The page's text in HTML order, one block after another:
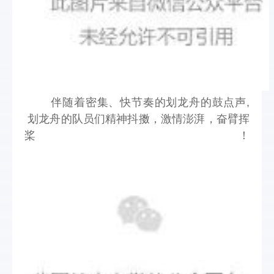
伴随着密集、快节奏的划龙舟的鼓点声,
划龙舟的队员们精神抖擞，激情澎湃，奋臂挥
桨！